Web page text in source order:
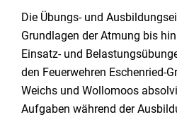
Die Übungs- und
Grundlagen der Atmung bis
Einsatz- und
den Feuerwehren Eschenried-
Weichs und Wollomoos
Aufgaben während der